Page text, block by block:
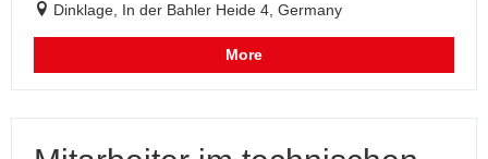
Dinklage, In der Bahler Heide 4, Germany
More